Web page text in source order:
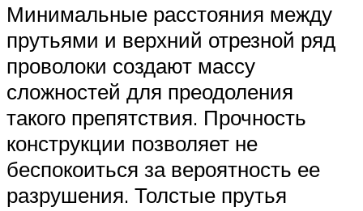
Минимальные расстояния между
прутьями и верхний отрезной ряд
проволоки создают массу
сложностей для преодоления
такого препятствия. Прочность
конструкции позволяет не
беспокоиться за вероятность ее
разрушения. Толстые прутья